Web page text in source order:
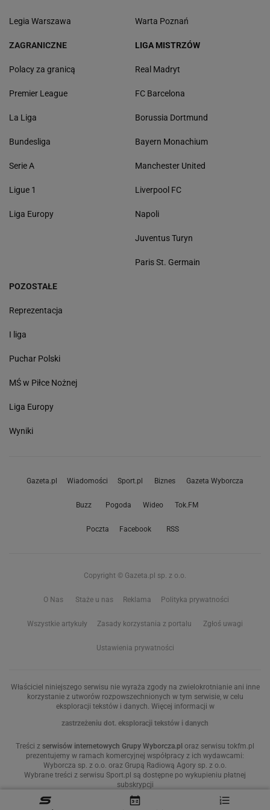
Legia Warszawa Warta Poznań
ZAGRANICZNE
Polacy za granicą
Premier League
La Liga
Bundesliga
Serie A
Ligue 1
Liga Europy
LIGA MISTRZÓW
Real Madryt
FC Barcelona
Borussia Dortmund
Bayern Monachium
Manchester United
Liverpool FC
Napoli
Juventus Turyn
Paris St. Germain
POZOSTAŁE
Reprezentacja
I liga
Puchar Polski
MŚ w Piłce Nożnej
Liga Europy
Wyniki
Gazeta.pl Wiadomości Sport.pl Biznes Gazeta Wyborcza
Buzz Pogoda Wideo Tok.FM
Poczta Facebook RSS
Copyright © Gazeta.pl sp. z o.o.
O Nas Staże u nas Reklama Polityka prywatności
Wszystkie artykuły Zasady korzystania z portalu Zgłoś uwagi
Ustawienia prywatności
Właściciel niniejszego serwisu nie wyraża zgody na zwielokrotnianie ani inne
korzystanie z utworów rozpowszechnionych w tym serwisie, w celu
eksploracji tekstów i danych. Więcej informacji w
zastrzeżeniu dot. eksploracji tekstów i danych
Treści z serwisów internetowych Grupy Wyborcza.pl oraz serwisu tokfm.pl
prezentujemy w ramach komercyjnej współpracy z ich wydawcami:
Wyborcza sp. z o.o. oraz Grupą Radiową Agory sp. z o.o.
Wybrane treści z serwisu Sport.pl są dostępne po wykupieniu płatnej
subskrypcji